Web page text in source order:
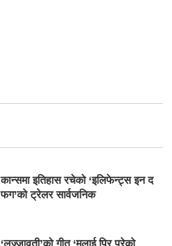
कान्समा इतिहास रचेको ‘इलिफेन्ट्स इन द
फग’को ट्रेलर सार्वजनिक